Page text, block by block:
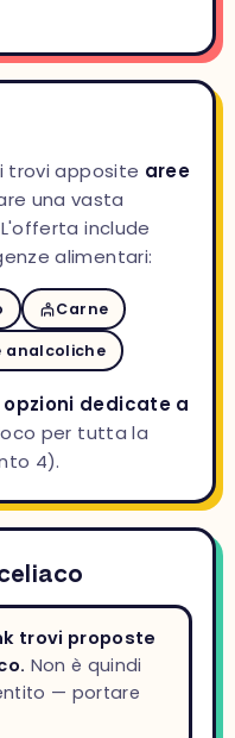
trovi apposite aree
una vasta
include
alimentari:
Carne
analcoliche
opzioni dedicate a
per tutta la
4).
trovi proposte
Non è quindi
— portare